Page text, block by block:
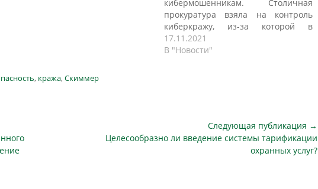
кибермошенникам. Столичная
прокуратура взяла на контроль
киберкражу, из-за которой в
начале ноября исчезли деньги на
лечение ребёнка. А чтобы
кредит?» Елену Пашкевич
обманули по стандартной схеме –…
17.11.2021
В "Новости"
, кража,Скиммер
Следующая публикация →
СледующаяЦелесообразно ли введение системы тарификации
охранных услуг?